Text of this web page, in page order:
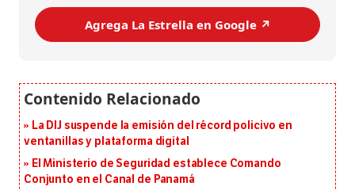
Agrega La Estrella en Google ↗️
La DIJ suspende la emisión del récord policivo en
ventanillas y plataforma digital
El Ministerio de Seguridad establece Comando
Conjunto en el Canal de Panamá